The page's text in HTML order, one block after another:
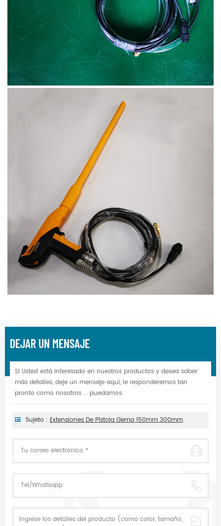
DEJAR UN MENSAJE
Si Usted está interesado en nuestros productos y desea saber
más detalles, deje un mensaje aquí, le responderemos tan
pronto como nosotros ... puedamos.
Sujeto : Extensiones De Pistola Gema 150mm 300mm